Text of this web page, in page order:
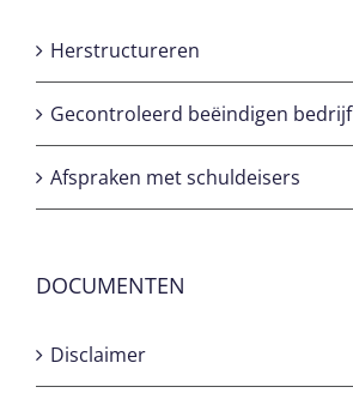
Herstructureren
Gecontroleerd beëindigen bedrijf
Afspraken met schuldeisers
DOCUMENTEN
Disclaimer